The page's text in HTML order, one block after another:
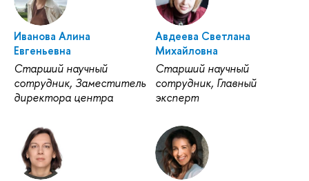
Иванова Алина
Евгеньевна
Старший научный
сотрудник, Заместитель
директора центра
Авдеева Светлана
Михайловна
Старший научный
сотрудник, Главный
эксперт